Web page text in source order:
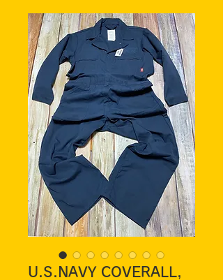
U.S.NAVY COVERALL,